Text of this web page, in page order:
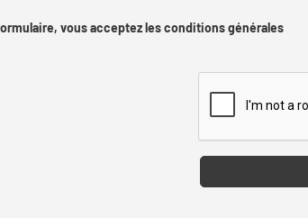
vous acceptez les conditions générales